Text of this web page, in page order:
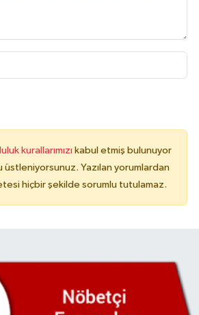
kurallarımızı kabul etmiş bulunuyor
üstleniyorsunuz. Yazılan yorumlardan
hiçbir şekilde sorumlu tutulamaz.